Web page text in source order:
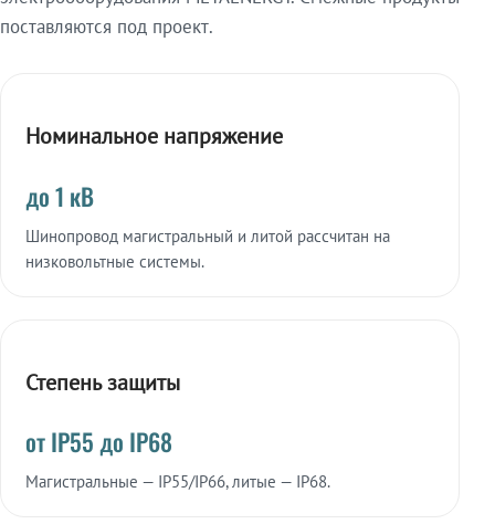
поставляются под проект.
Номинальное напряжение
до 1 кВ
Шинопровод магистральный и литой рассчитан на
низковольтные системы.
Степень защиты
от IP55 до IP68
Магистральные — IP55/IP66, литые — IP68.